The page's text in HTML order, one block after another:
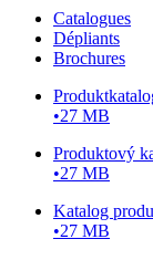
Catalogues
Dépliants
Brochures
•27 MB
Produktový
•27 MB
Katalog
•27 MB